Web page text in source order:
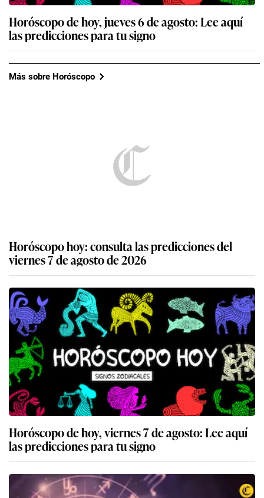
Horóscopo de hoy, jueves 6 de agosto: Lee aquí
las predicciones para tu signo
Más sobre Horóscopo
Horóscopo hoy: consulta las predicciones del
viernes 7 de agosto de 2026
Horóscopo de hoy, viernes 7 de agosto: Lee aquí
las predicciones para tu signo